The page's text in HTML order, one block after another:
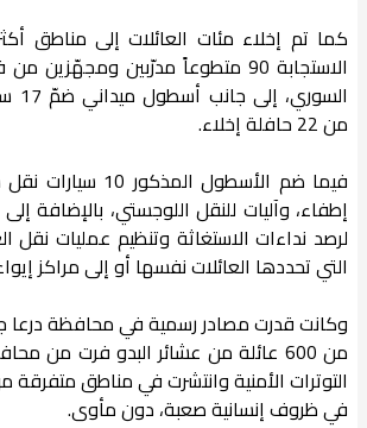
كما تم إخلاء مئات العائلات إلى مناطق
الاستجابة 90 متطوعاً مدرّبين
من 22 حافلة إخلاء.
إطفاء، وآليات للنقل اللوجستي، بالإضافة
لرصد نداءات الاستغاثة وتنظيم عمليات نقل
التي تحددها العائلات نفسها أو إلى مراكز
وكانت قدرت مصادر رسمية في محافظة درعا
من 600 عائلة من عشائر البدو فرت من
التوترات الأمنية وانتشرت في مناطق
في ظروف إنسانية صعبة، دون مأوى.